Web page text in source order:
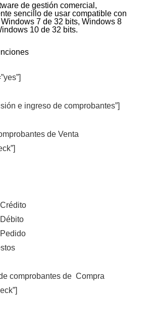
de gestión comercial,
sencillo de usar compatible con
7 de 32 bits, Windows 8
10 de 32 bits.
e ingreso de comprobantes”]
de Venta
comprobantes de Compra